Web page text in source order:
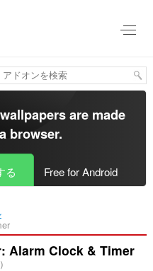
are made
browser.
る Free for Android
Alarm Clock & Timer